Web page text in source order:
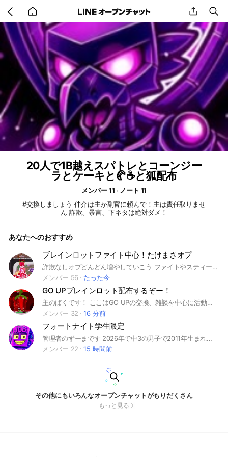
back
to
home
share
20人で1B越えスパトレとコーンジー
ラとケーキと🥐☕️と狐配布
メンバー 11
ノート 11
#交換しましょう 仲介は主か副官に頼んで！主は責任取りませ
ん 詐欺、暴言、下ネタは絶対ダメ！
あなたへのおすすめ
ブレインロットファイト中心！たけまさオプ
詐欺なしオプどんどん増やしていこう ファイトやスティールどんどん配布してます。 とりま入って！！
メンバー 56
たった今
GO UPブレインロット配布するぞー！
主のぱくです！ ここはGO UPの交換、雑談を中心に活動しています！ 良かったら入ってねー #ブレインロット #ゴーアップフォーブレインロット #GO UP FOR BRAINROTS #交換 #雑談
メンバー 32
16 分前
フォートナイト学生限定
管理者のずーまです 2026年で中3の男子で2011年生まれです フォートナイトでは競技もちょくちょく出ています このオプチャは学生のフォートナイトプレイヤー限定です 競技やエンジョイどんな人でも入って来ていいです ブレインロットは基本交換しかしませんので販売はしないでください フォートナイトのデュオ一応募集してます。求める人材対面上手い人リフレッシュ係キーマウを求めてます #ブレインロット#フォートナイト競技#フォートナイトエンジョイ #フォートナイト ❌️注意事項❌️ 煽り禁止 暴言禁止 即抜け禁止 いじりやいじめも禁止 機種差別禁止 ブレインロット販売禁止 詐欺禁止 たまに配布企画などもしています エンジョイ勢は普通に入って競技勢へ競技用ブレロ勢はブレロ用に入ってください
メンバー 22
15 時間前
その他にもいろんなオープンチャットがもりだくさん
もっと見る